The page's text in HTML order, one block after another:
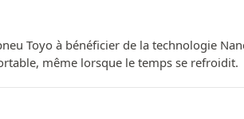
Toyo à bénéficier de la technologie
même lorsque le temps se refroidit.